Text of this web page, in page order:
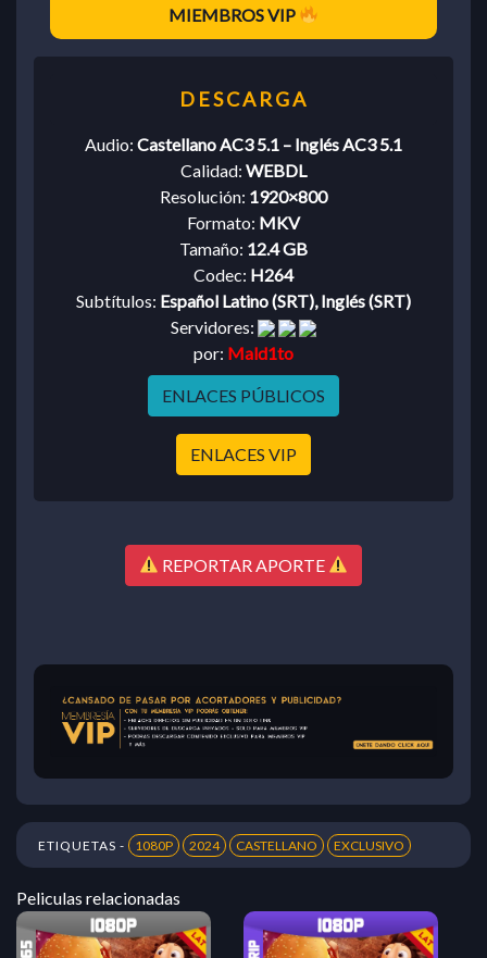
MIEMBROS VIP
Audio: Castellano AC3 5.1 – Inglés AC3 5.1
Calidad: WEBDL
Resolución: 1920×800
Formato: MKV
Tamaño: 12.4 GB
Codec: H264
Subtítulos: Español Latino (SRT), Inglés (SRT)
Servidores:
por: Mald1to
ENLACES PÚBLICOS
ENLACES VIP
REPORTAR APORTE
ETIQUETAS - 1080P 2024 CASTELLANO EXCLUSIVO
Peliculas relacionadas